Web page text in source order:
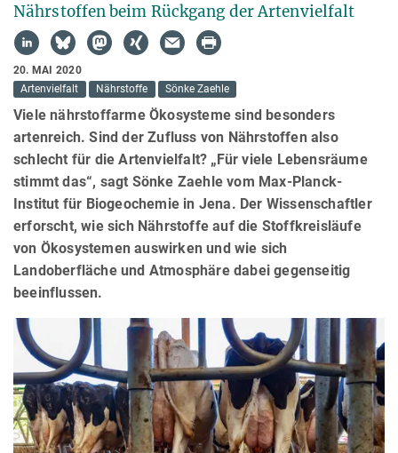
Nährstoffen beim Rückgang der Artenvielfalt
20. MAI 2020
Artenvielfalt
Nährstoffe Sönke Zaehle
Viele nährstoffarme Ökosysteme sind besonders
artenreich. Sind der Zufluss von Nährstoffen also
schlecht für die Artenvielfalt? „Für viele Lebensräume
stimmt das“, sagt Sönke Zaehle vom Max-Planck-
Institut für Biogeochemie in Jena. Der Wissenschaftler
erforscht, wie sich Nährstoffe auf die Stoffkreisläufe
von Ökosystemen auswirken und wie sich
Landoberfläche und Atmosphäre dabei gegenseitig
beeinflussen.